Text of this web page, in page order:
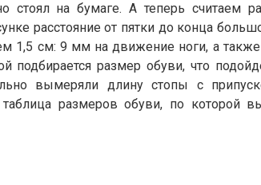
стоял на бумаге. А теперь считаем
расстояние от пятки до конца
1,5 см: 9 мм на движение ноги, а
подбирается размер обуви, что
вымеряли длину стопы с
таблица размеров обуви, по которой